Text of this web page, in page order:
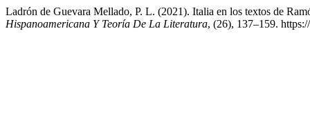
Ladrón de Guevara Mellado, P. L. (2021). Italia en los textos de
Hispanoamericana Y Teoría De La Literatura, (26), 137–159.